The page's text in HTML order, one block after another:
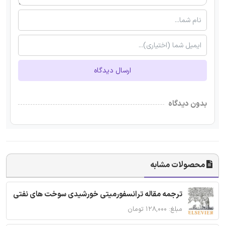
ارسال دیدگاه
بدون دیدگاه
محصولات مشابه
ترجمه مقاله ترانسفورمیتی خورشیدی سوخت های نفتی
مبلغ: ۱۲۸,۰۰۰ تومان